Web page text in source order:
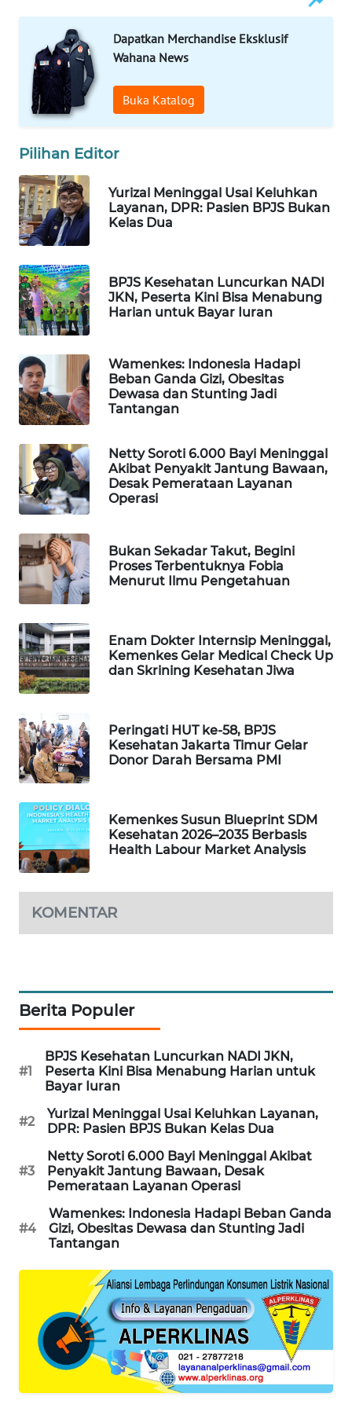
Dapatkan Merchandise Eksklusif
Wahana News
Buka Katalog
Pilihan Editor
Yurizal Meninggal Usai Keluhkan
Layanan, DPR: Pasien BPJS Bukan
Kelas Dua
BPJS Kesehatan Luncurkan NADI
JKN, Peserta Kini Bisa Menabung
Harian untuk Bayar Iuran
Wamenkes: Indonesia Hadapi
Beban Ganda Gizi, Obesitas
Dewasa dan Stunting Jadi
Tantangan
Netty Soroti 6.000 Bayi Meninggal
Akibat Penyakit Jantung Bawaan,
Desak Pemerataan Layanan
Operasi
Bukan Sekadar Takut, Begini
Proses Terbentuknya Fobia
Menurut Ilmu Pengetahuan
Enam Dokter Internsip Meninggal,
Kemenkes Gelar Medical Check Up
dan Skrining Kesehatan Jiwa
Peringati HUT ke-58, BPJS
Kesehatan Jakarta Timur Gelar
Donor Darah Bersama PMI
Kemenkes Susun Blueprint SDM
Kesehatan 2026–2035 Berbasis
Health Labour Market Analysis
KOMENTAR
Berita Populer
#1
BPJS Kesehatan Luncurkan NADI JKN,
Peserta Kini Bisa Menabung Harian untuk
Bayar Iuran
#2
Yurizal Meninggal Usai Keluhkan Layanan,
DPR: Pasien BPJS Bukan Kelas Dua
#3
Netty Soroti 6.000 Bayi Meninggal Akibat
Penyakit Jantung Bawaan, Desak
Pemerataan Layanan Operasi
#4
Wamenkes: Indonesia Hadapi Beban Ganda
Gizi, Obesitas Dewasa dan Stunting Jadi
Tantangan
WAHANA
DESA
WISATA
LAPAK
WAHANA
Wahana
Network
KONSUMEN
LISTRIK
MASYARAKAT
KELISTRIKAN
WALINKI
ID
MAWAKA
ID
NET
PLN
WATCH
MKLI
LPKKI
LKKI
KOPEKLIN
PORTAL
KONSUMEN
FORWAMKI
ALPERKLINAS
FORJASIDA
NEWS
SIDIKALANG
SIBARAGAS
NEWS
METRO
SIANTAR
NEWS
METRO
MEDAN
NEWS
NEWS
KRT